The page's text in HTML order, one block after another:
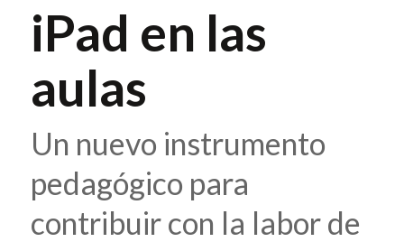
iPad en las
aulas
Un nuevo instrumento
pedagógico para
contribuir con la labor de